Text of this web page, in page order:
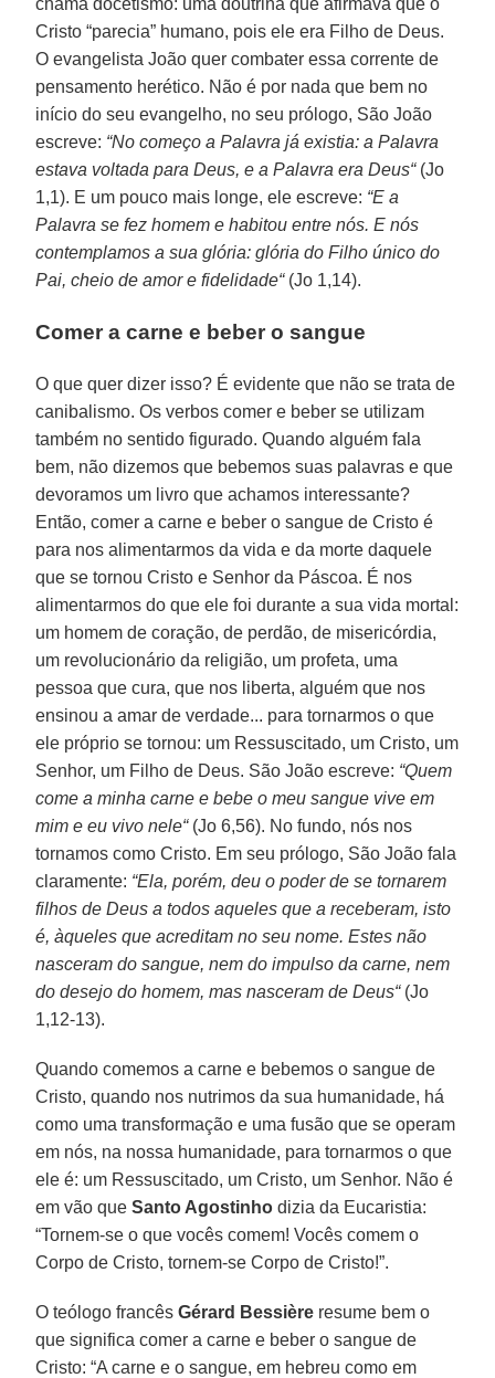
Cristo “parecia” humano, pois ele era Filho de Deus.
O evangelista João quer combater essa corrente de
pensamento herético. Não é por nada que bem no
início do seu evangelho, no seu prólogo, São João
escreve: “No começo a Palavra já existia: a Palavra
estava voltada para Deus, e a Palavra era Deus“(Jo
1,1). E um pouco mais longe, ele escreve: “E a
Palavra se fez homem e habitou entre nós. E nós
contemplamos a sua glória: glória do Filho único do
Pai, cheio de amor e fidelidade“(Jo 1,14).
Comer a carne e beber o sangue
O que quer dizer isso? É evidente que não se trata de
canibalismo. Os verbos comer e beber se utilizam
também no sentido figurado. Quando alguém fala
bem, não dizemos que bebemos suas palavras e que
devoramos um livro que achamos interessante?
Então, comer a carne e beber o sangue de Cristo é
para nos alimentarmos da vida e da morte daquele
que se tornou Cristo e Senhor da Páscoa. É nos
alimentarmos do que ele foi durante a sua vida mortal:
um homem de coração, de perdão, de misericórdia,
um revolucionário da religião, um profeta, uma
pessoa que cura, que nos liberta, alguém que nos
ensinou a amar de verdade... para tornarmos o que
ele próprio se tornou: um Ressuscitado, um Cristo, um
Senhor, um Filho de Deus. São João escreve: “Quem
come a minha carne e bebe o meu sangue vive em
mim e eu vivo nele“(Jo 6,56). No fundo, nós nos
tornamos como Cristo. Em seu prólogo, São João fala
claramente: “Ela, porém, deu o poder de se tornarem
filhos de Deus a todos aqueles que a receberam, isto
é, àqueles que acreditam no seu nome. Estes não
nasceram do sangue, nem do impulso da carne, nem
do desejo do homem, mas nasceram de Deus“(Jo
1,12-13).
Quando comemos a carne e bebemos o sangue de
Cristo, quando nos nutrimos da sua humanidade, há
como uma transformação e uma fusão que se operam
em nós, na nossa humanidade, para tornarmos o que
ele é: um Ressuscitado, um Cristo, um Senhor. Não é
em vão queSanto Agostinho dizia da Eucaristia:
“Tornem-se o que vocês comem! Vocês comem o
Corpo de Cristo, tornem-se Corpo de Cristo!”.
O teólogo francêsGérard Bessière resume bem o
que significa comer a carne e beber o sangue de
Cristo: “A carne e o sangue, em hebreu como em